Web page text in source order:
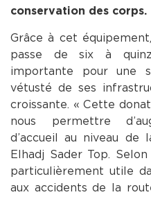
conservation des corps.
Grâce à cet
passe de six à
importante pour une
vétusté de ses
croissante. « Cette
nous permettre
d’accueil au niveau
Elhadj Sader Top.
particulièrement utile
aux accidents de la